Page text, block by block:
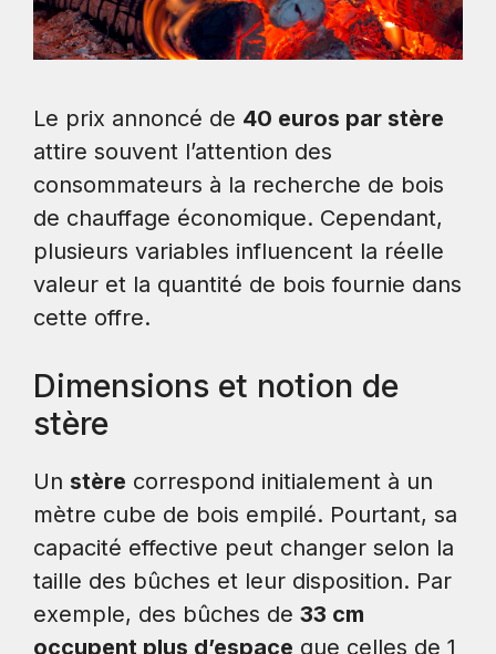
Le prix annoncé de 40 euros par stère
attire souvent l’attention des
consommateurs à la recherche de bois
de chauffage économique. Cependant,
plusieurs variables influencent la réelle
valeur et la quantité de bois fournie dans
cette offre.
Dimensions et notion de
stère
Un stère correspond initialement à un
mètre cube de bois empilé. Pourtant, sa
capacité effective peut changer selon la
taille des bûches et leur disposition. Par
exemple, des bûches de 33 cm
occupent plus d’espace que celles de 1